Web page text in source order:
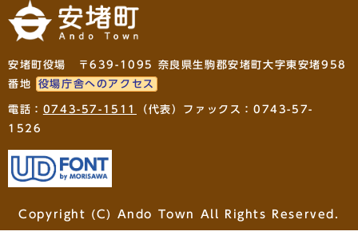
安堵町役場 〒639-1095 奈良県生駒郡安堵町大字東安堵958
番地
役場庁舎へのアクセス
電話： 0743-57-1511
（代表）ファックス：0743-57-
1526
Copyright (C) Ando Town All Rights Reserved.